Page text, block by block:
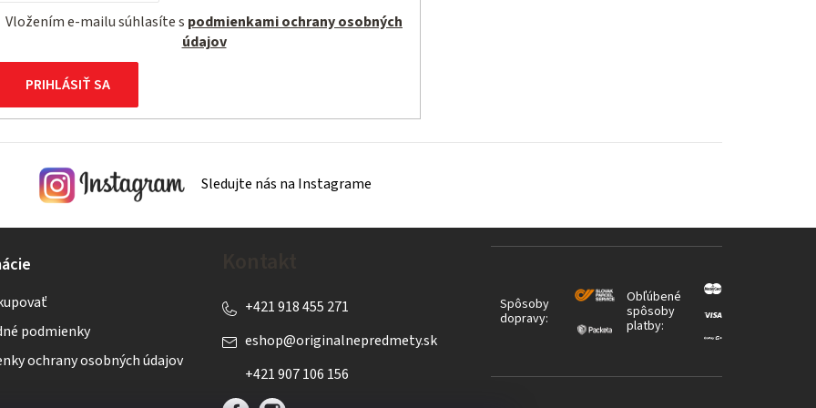
Vložením e-mailu súhlasíte s podmienkami ochrany osobných
údajov
PRIHLÁSIŤ SA
Sledujte nás na Instagrame
podmienky
ochrany osobných údajov
eshop@originalnepredmety.sk
+421 918 455 271
+421 907 106 156
Spôsoby
dopravy:
Obľúbené
spôsoby
platby: